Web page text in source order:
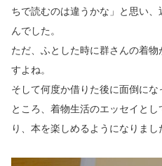
ちで読むのは違うかな」と思い
んでした。
ただ、ふとした時に群さんの着
すよね。
そして何度か借りた後に面倒に
ところ、着物生活のエッセイと
り、本を楽しめるようになりまし